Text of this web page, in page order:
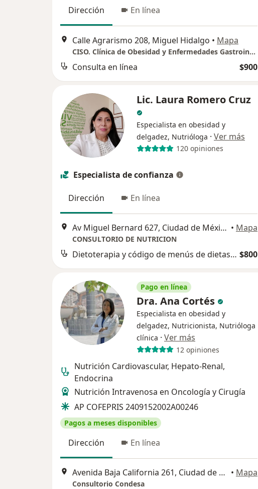
Dirección En línea
Calle Agrarismo 208, Miguel Hidalgo • Mapa
CISO. Clínica de Obesidad y Enfermedades Gastrointestinales. Hospital Ángeles México.
Consulta en línea $900
Lic. Laura Romero Cruz
Especialista en obesidad y
delgadez, Nutrióloga · Ver más
120 opiniones
Especialista de confianza
Dirección En línea
Av Miguel Bernard 627, Ciudad de México • Mapa
CONSULTORIO DE NUTRICION
Dietoterapia y código de menús de dietas en enfermedades $800
Pago en línea
Dra. Ana Cortés
Especialista en obesidad y
delgadez, Nutricionista, Nutrióloga
clínica · Ver más
12 opiniones
Nutrición Cardiovascular, Hepato-Renal,
Endocrina
Nutrición Intravenosa en Oncología y Cirugía
AP COFEPRIS 2409152002A00246
Pagos a meses disponibles
Dirección En línea
Avenida Baja California 261, Ciudad de México • Mapa
Consultorio Condesa